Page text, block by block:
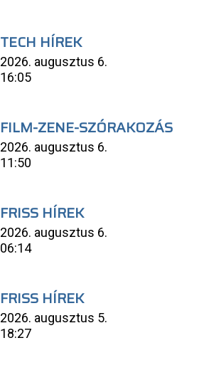
TECH HÍREK
2026. augusztus 6.
16:05
FILM-ZENE-SZÓRAKOZÁS
2026. augusztus 6.
11:50
FRISS HÍREK
2026. augusztus 6.
06:14
FRISS HÍREK
2026. augusztus 5.
18:27